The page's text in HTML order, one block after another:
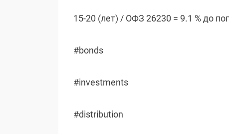
15-20 (лет) / ОФЗ 26230 = 9.1 % до
#bonds
#investments
#distribution